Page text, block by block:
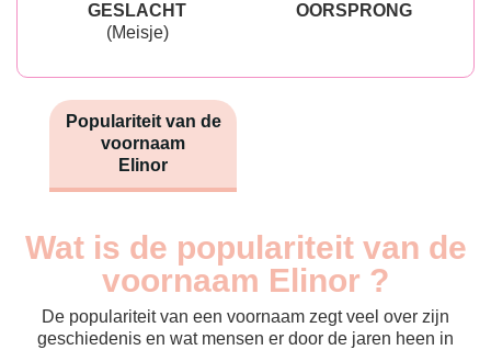
GESLACHT
(Meisje)
OORSPRONG
Populariteit van de
voornaam
Elinor
Wat is de populariteit van de
voornaam Elinor ?
De populariteit van een voornaam zegt veel over zijn
geschiedenis en wat mensen er door de jaren heen in
Année
Nouveaux-
nés
2015
14
2016
7